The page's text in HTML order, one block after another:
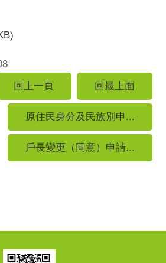
回上一頁
回最上面
原住民身分及民族別申...
戶長變更（同意）申請...